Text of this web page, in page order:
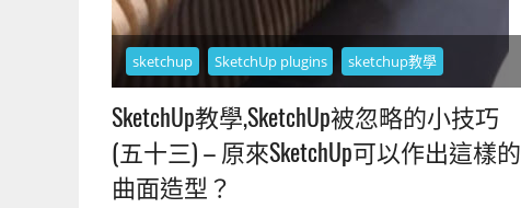
sketchup SketchUp plugins sketchup教學
SketchUp教學,SketchUp被忽略的小技巧
(五十三) – 原來SketchUp可以作出這樣的
曲面造型？